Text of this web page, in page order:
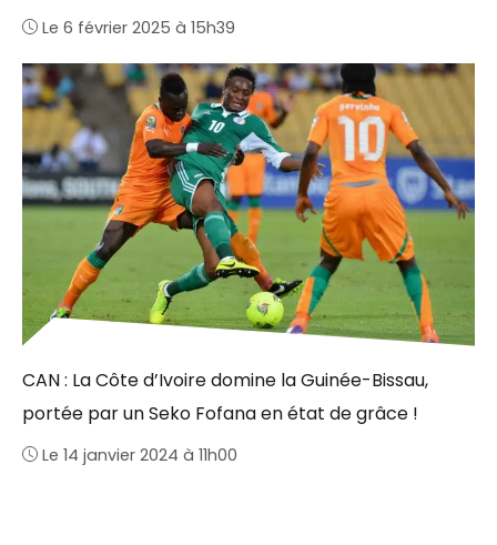
Le 6 février 2025 à 15h39
CAN : La Côte d’Ivoire domine la Guinée-Bissau,
portée par un Seko Fofana en état de grâce !
Le 14 janvier 2024 à 11h00